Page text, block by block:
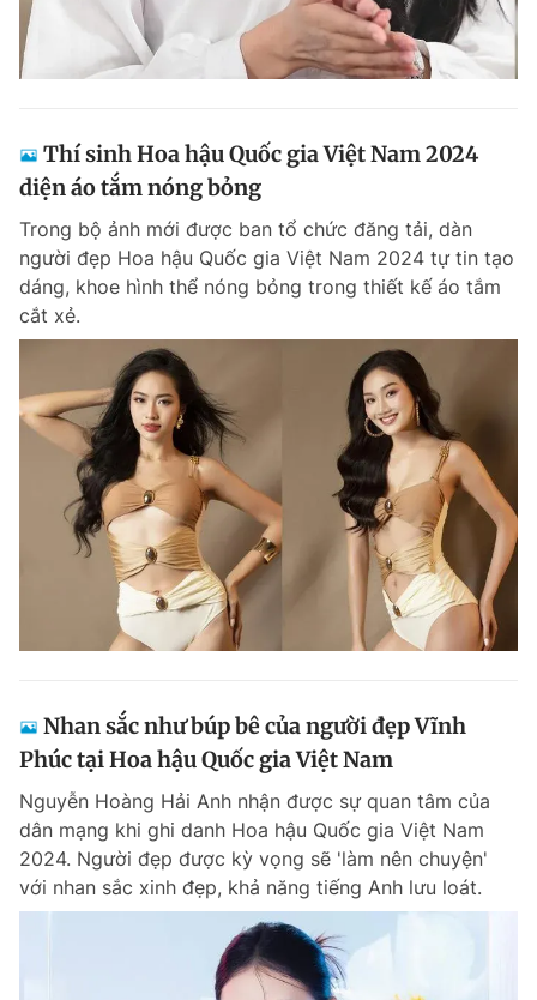
Thí sinh Hoa hậu Quốc gia Việt Nam 2024
diện áo tắm nóng bỏng
Trong bộ ảnh mới được ban tổ chức đăng tải, dàn
người đẹp Hoa hậu Quốc gia Việt Nam 2024 tự tin tạo
dáng, khoe hình thể nóng bỏng trong thiết kế áo tắm
cắt xẻ.
Nhan sắc như búp bê của người đẹp Vĩnh
Phúc tại Hoa hậu Quốc gia Việt Nam
Nguyễn Hoàng Hải Anh nhận được sự quan tâm của
dân mạng khi ghi danh Hoa hậu Quốc gia Việt Nam
2024. Người đẹp được kỳ vọng sẽ 'làm nên chuyện'
với nhan sắc xinh đẹp, khả năng tiếng Anh lưu loát.